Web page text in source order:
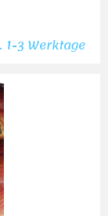
3 Werktage